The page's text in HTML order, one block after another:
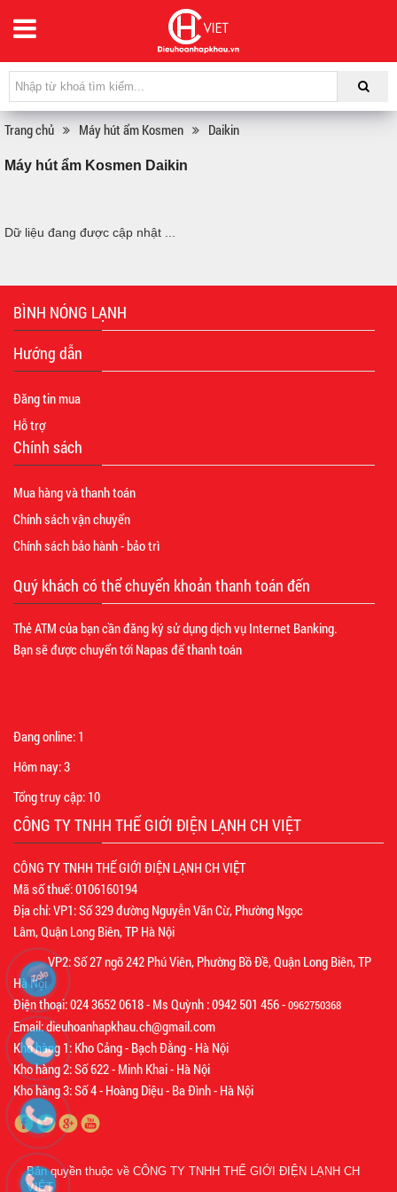
Trang chủ Máy hút ẩm Kosmen Daikin
Máy hút ẩm Kosmen Daikin
Dữ liệu đang được cập nhật ...
BÌNH NÓNG LẠNH
Hướng dẫn
Đăng tin mua
Hỗ trợ
Chính sách
Mua hàng và thanh toán
Chính sách vận chuyển
Chính sách bảo hành - bảo trì
Quý khách có thể chuyển khoản thanh toán đến
Thẻ ATM của bạn cần đăng ký sử dụng dịch vụ Internet Banking.
Bạn sẽ được chuyển tới Napas để thanh toán
Đang online: 1
Hôm nay:3
Tổng truy cập: 10
CÔNG TY TNHH THẾ GIỚI ĐIỆN LẠNH CH VIỆT
CÔNG TY TNHH THẾ GIỚI ĐIỆN LẠNH CH VIỆT
Mã số thuế: 0106160194
Địa chỉ: VP1: Số 329 đường Nguyễn Văn Cừ, Phường Ngọc
Lâm, Quận Long Biên, TP Hà Nội
VP2: Số 27 ngõ 242 Phú Viên, Phường Bồ Đề, Quận Long Biên, TP
Hà Nội
Điện thoại: 024 3652 0618 - Ms Quỳnh : 0942 501 456 -0962750368
Email: dieuhoanhapkhau.ch@gmail.com
Kho hàng 1: Kho Cảng - Bạch Đằng - Hà Nội
Kho hàng 2: Số 622 - Minh Khai - Hà Nội
Kho hàng 3: Số 4 - Hoàng Diệu - Ba Đình - Hà Nội
Bản quyền thuộc về CÔNG TY TNHH THẾ GIỚI ĐIỆN LẠNH CH
VIỆT